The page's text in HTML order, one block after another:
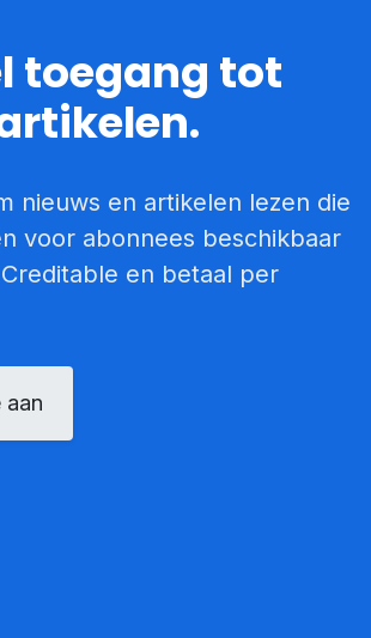
toegang tot
nieuws en artikelen lezen die
voor abonnees beschikbaar
en betaal per
aan